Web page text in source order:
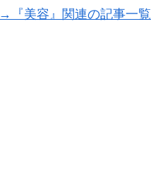
→『美容』関連の記事一覧